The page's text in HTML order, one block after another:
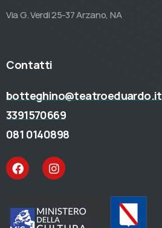
Via G. Verdi 25-37 Arzano, NA
Contatti
botteghino@teatroeduardo.it
3391570669
081 0140898